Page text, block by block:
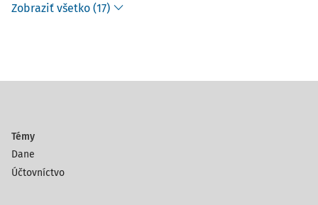
Zobraziť všetko (17)
Témy
Dane
Účtovníctvo